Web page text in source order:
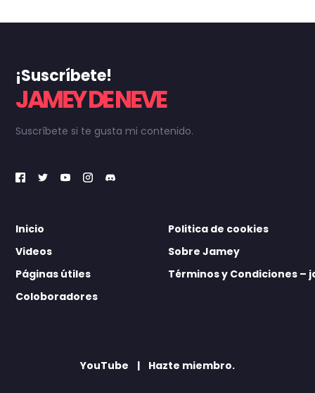
¡Suscríbete!
JAMEY DE NEVE
Suscríbete si te gusta mi contenido.
Inicio
Videos
Páginas útiles
Coloboradores
Politica de cookies
Sobre Jamey
Términos y Condiciones –
YouTube Hazte miembro.